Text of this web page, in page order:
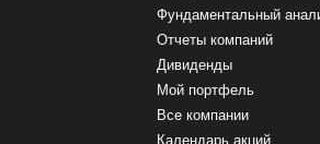
Фундаментальный
Отчеты компаний
Дивиденды
Мой портфель
Все компании
Календарь акций